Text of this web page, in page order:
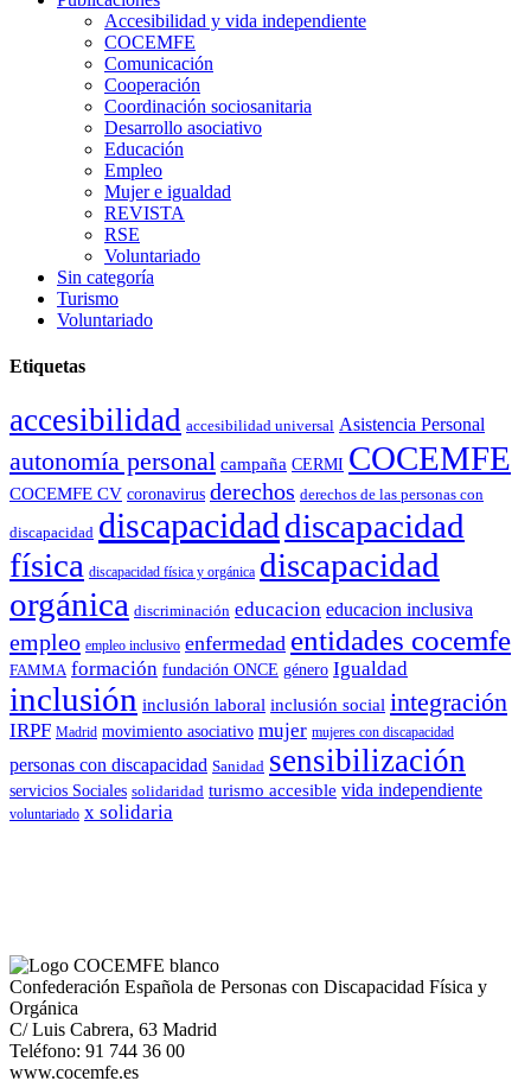
Accesibilidad y vida independiente
COCEMFE
Comunicación
Cooperación
Coordinación sociosanitaria
Desarrollo asociativo
Educación
Empleo
Mujer e igualdad
REVISTA
RSE
Voluntariado
Sin categoría
Turismo
Voluntariado
Etiquetas
accesibilidad accesibilidad universal Asistencia Personal
autonomía personal campaña CERMI COCEMFE
COCEMFE CV coronavirus derechos derechos de las personas con
discapacidad discapacidad discapacidad
física discapacidad física y orgánica discapacidad
orgánica discriminación educacion educacion inclusiva
empleo empleo inclusivo enfermedad entidades cocemfe
FAMMA formación fundación ONCE género Igualdad
inclusión inclusión laboral inclusión social integración
IRPF Madrid movimiento asociativo mujer mujeres con discapacidad
personas con discapacidad Sanidad sensibilización
servicios Sociales solidaridad turismo accesible vida independiente
voluntariado x solidaria
Confederación Española de Personas con Discapacidad Física y
Orgánica
C/ Luis Cabrera, 63 Madrid
Teléfono: 91 744 36 00
www.cocemfe.es